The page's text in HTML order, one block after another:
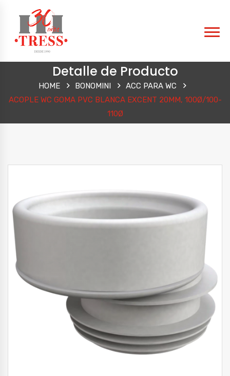
Detalle de Producto
HOME BONOMINI
ACC PARA WC
ACOPLE WC GOMA PVC BLANCA EXCENT 20MM, 100Ø/100-
110Ø